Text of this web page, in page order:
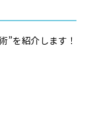
”を紹介します！